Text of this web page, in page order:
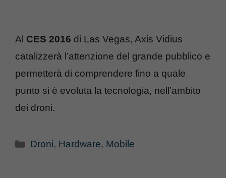
Al CES 2016 di Las Vegas, Axis Vidius
catalizzerà l’attenzione del grande pubblico e
permetterà di comprendere fino a quale
punto si è evoluta la tecnologia, nell’ambito
dei droni.
Categorie
Droni, Hardware, Mobile